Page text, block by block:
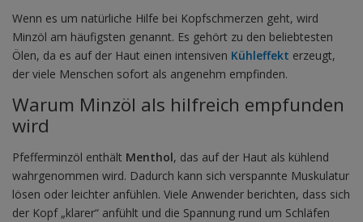
Wenn es um natürliche Hilfe bei Kopfschmerzen geht, wird
Minzöl am häufigsten genannt. Es gehört zu den beliebtesten
Ölen, da es auf der Haut einen intensiven Kühleffekt erzeugt,
der viele Menschen sofort als angenehm empfinden.
Warum Minzöl als hilfreich empfunden
wird
Pfefferminzöl enthält Menthol, das auf der Haut als kühlend
wahrgenommen wird. Dadurch kann sich verspannte Muskulatur
lösen oder leichter anfühlen. Viele Anwender berichten, dass sich
der Kopf „klarer“ anfühlt und die Spannung rund um Schläfen